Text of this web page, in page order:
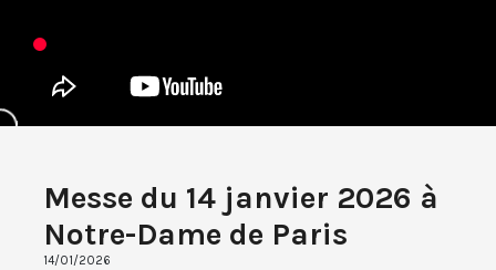
Messe du 14 janvier 2026 à
Notre-Dame de Paris
14/01/2026